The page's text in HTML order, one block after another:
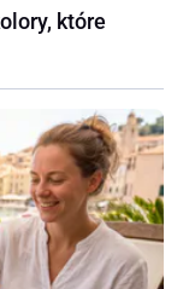
które